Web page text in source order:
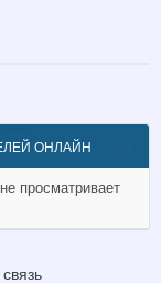
ОНЛАЙН
просматривает